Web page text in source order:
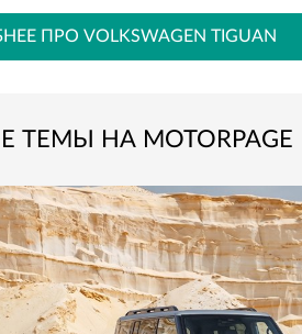
ПРО VOLKSWAGEN TIGUAN
ТЕМЫ НА MOTORPAGE
ТЕСТ